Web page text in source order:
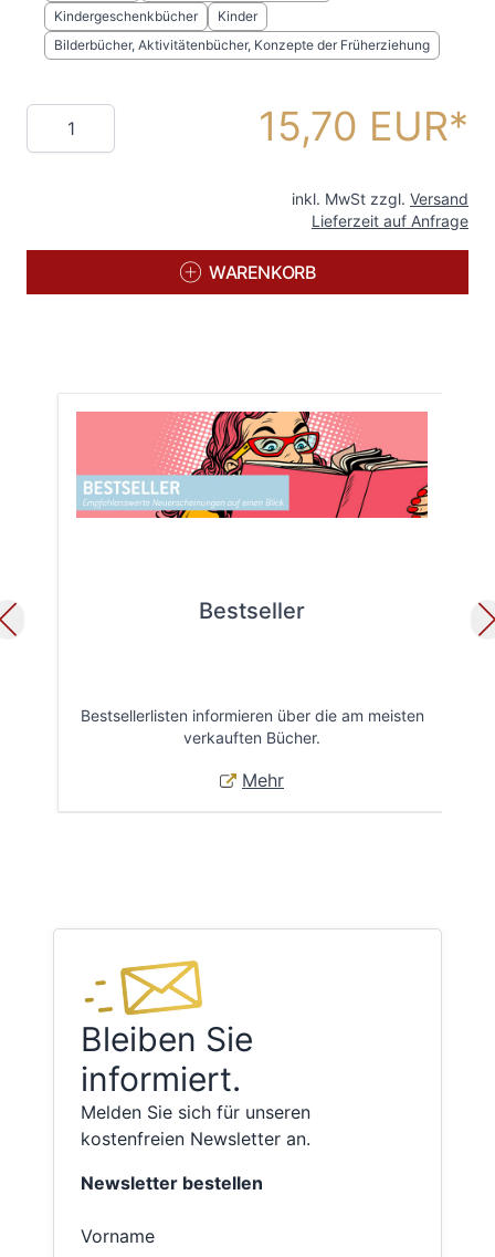
Kindergeschenkbücher
Kinder
Bilderbücher, Aktivitätenbücher, Konzepte der Früherziehung
Menge 15,70 EUR
inkl. MwSt zzgl. Versand
Lieferzeit auf Anfrage
WARENKORB
Bestseller
Bestsellerlisten informieren über die am meisten
verkauften Bücher.
Mehr
Bleiben Sie
informiert.
Melden Sie sich für unseren
kostenfreien Newsletter an.